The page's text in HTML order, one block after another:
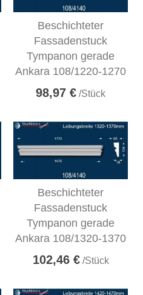
Beschichteter
Fassadenstuck
Tympanon gerade
Ankara 108/1220-1270
98,97 € /Stück
Beschichteter
Fassadenstuck
Tympanon gerade
Ankara 108/1320-1370
102,46 €/Stück